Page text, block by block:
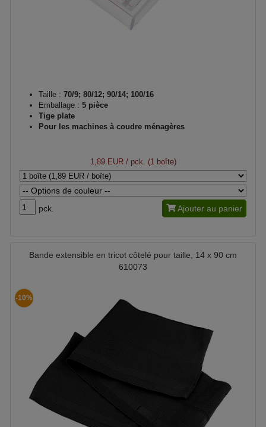
Taille : 70/9; 80/12; 90/14; 100/16
Emballage : 5 pièce
Tige plate
Pour les machines à coudre ménagères
1,89 EUR/ pck. (1 boîte)
pck. Ajouter au panier
Bande extensible en tricot côtelé pour taille, 14 x 90 cm
610073
-10%